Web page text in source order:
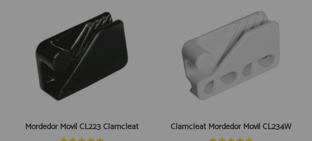
Mordedor Movil CL223 Clamcleat Clamcleat Mordedor Movil CL234W